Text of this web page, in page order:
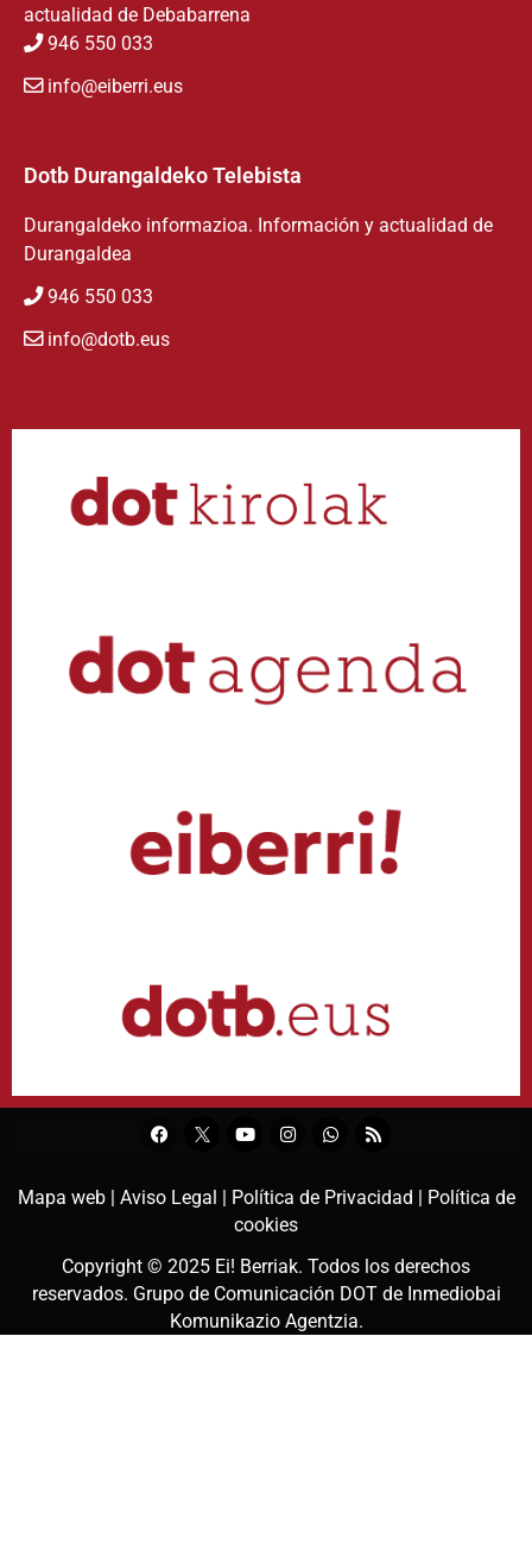
actualidad de Debabarrena
946 550 033
info@eiberri.eus
Dotb Durangaldeko Telebista
Durangaldeko informazioa. Información y actualidad de
Durangaldea
946 550 033
info@dotb.eus
Mapa web | Aviso Legal | Política de Privacidad | Política de
cookies
Copyright © 2025 Ei! Berriak. Todos los derechos
reservados. Grupo de Comunicación DOT de Inmediobai
Komunikazio Agentzia.